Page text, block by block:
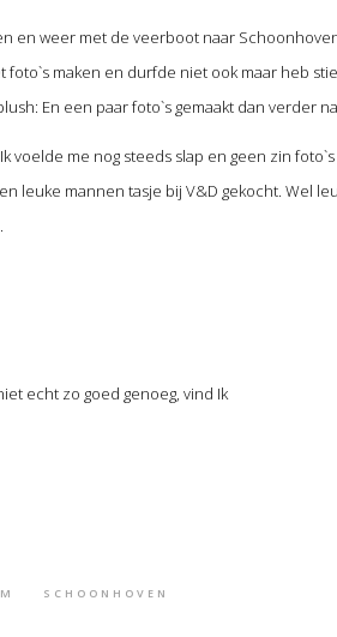
en weer met de veerboot naar
foto`s maken en durfde niet ook maar heb
En een paar foto`s gemaakt dan verder
me nog steeds slap en geen zin
leuke mannen tasje bij V&D gekocht. Wel
echt zo goed genoeg, vind Ik
SCHOONHOVEN